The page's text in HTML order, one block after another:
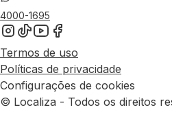
4000-1695
Termos de uso
Políticas de privacidade
Configurações de cookies
© Localiza - Todos os direitos